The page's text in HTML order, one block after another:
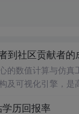
到社区贡献者的
的数值计算与仿真
及可视化引擎，是
项目成果等挑战
历回报率